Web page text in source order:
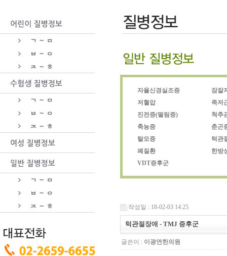
자율신경실조증
잠잘
저혈압
족저
진전증(떨림증)
척추
축농증
춘곤
탈모증
턱관
폐질환
한방
VDT증후군
작성일 : 18-02-03 14:25
턱관절장애 - TMJ 증후군
글쓴이 : 이광연한의원